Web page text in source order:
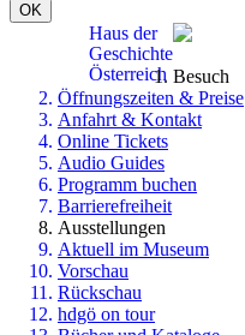
OK
Haus der
Geschichte
Österreich Besuch
Öffnungszeiten & Preise
Anfahrt & Kontakt
Online Tickets
Audio Guides
Programm buchen
Barrierefreiheit
Ausstellungen
Aktuell im Museum
Vorschau
Rückschau
hdgö on tour